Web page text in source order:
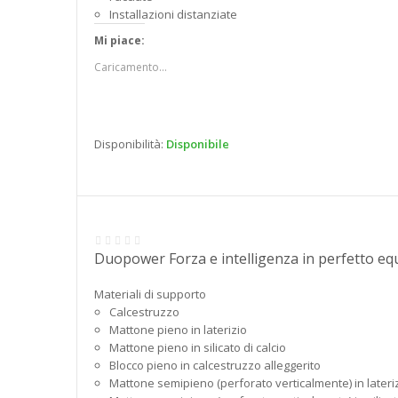
Installazioni distanziate
Mi piace:
Caricamento...
Disponibilità: Disponibile
Duopower Forza e intelligenza in perfetto
Materiali di supporto
Calcestruzzo
Mattone pieno in laterizio
Mattone pieno in silicato di calcio
Blocco pieno in calcestruzzo alleggerito
Mattone semipieno (perforato verticalmente) in